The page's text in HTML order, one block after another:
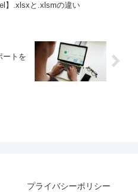
】.xlsxと.xlsmの違い
ートを
プライバシーポリシー